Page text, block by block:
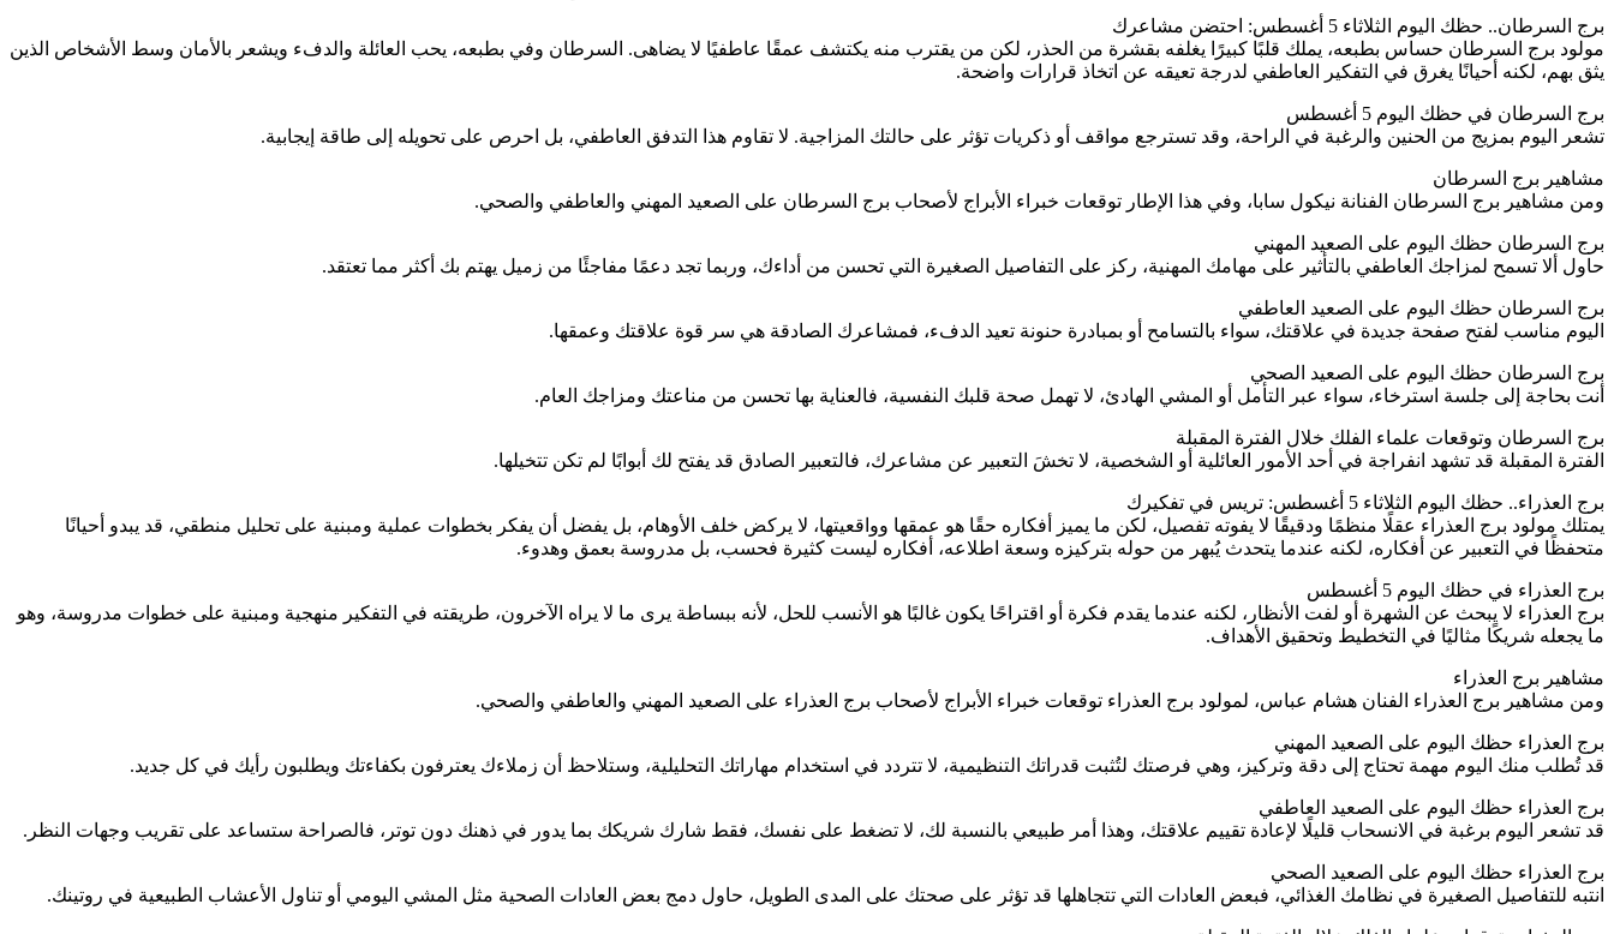
برج السرطان.. حظك اليوم الثلاثاء 5 أغسطس: احتضن مشاعرك
مولود برج السرطان حساس بطبعه، يملك قلبًا كبيرًا يغلفه بقشرة من الحذر، لكن من يقترب منه يكتشف عمقًا عاطفيًا لا يضاهى. السرطان وفي بطبعه، يحب العائلة والدفء ويشعر بالأمان وسط الأشخاص الذين
يثق بهم، لكنه أحيانًا يغرق في التفكير العاطفي لدرجة تعيقه عن اتخاذ قرارات واضحة.
برج السرطان في حظك اليوم 5 أغسطس
تشعر اليوم بمزيج من الحنين والرغبة في الراحة، وقد تسترجع مواقف أو ذكريات تؤثر على حالتك المزاجية. لا تقاوم هذا التدفق العاطفي، بل احرص على تحويله إلى طاقة إيجابية.
مشاهير برج السرطان
ومن مشاهير برج السرطان الفنانة نيكول سابا، وفي هذا الإطار توقعات خبراء الأبراج لأصحاب برج السرطان على الصعيد المهني والعاطفي والصحي.
برج السرطان حظك اليوم على الصعيد المهني
حاول ألا تسمح لمزاجك العاطفي بالتأثير على مهامك المهنية، ركز على التفاصيل الصغيرة التي تحسن من أداءك، وربما تجد دعمًا مفاجئًا من زميل يهتم بك أكثر مما تعتقد.
برج السرطان حظك اليوم على الصعيد العاطفي
اليوم مناسب لفتح صفحة جديدة في علاقتك، سواء بالتسامح أو بمبادرة حنونة تعيد الدفء، فمشاعرك الصادقة هي سر قوة علاقتك وعمقها.
برج السرطان حظك اليوم على الصعيد الصحي
أنت بحاجة إلى جلسة استرخاء، سواء عبر التأمل أو المشي الهادئ، لا تهمل صحة قلبك النفسية، فالعناية بها تحسن من مناعتك ومزاجك العام.
برج السرطان وتوقعات علماء الفلك خلال الفترة المقبلة
الفترة المقبلة قد تشهد انفراجة في أحد الأمور العائلية أو الشخصية، لا تخشَ التعبير عن مشاعرك، فالتعبير الصادق قد يفتح لك أبوابًا لم تكن تتخيلها.
برج العذراء.. حظك اليوم الثلاثاء 5 أغسطس: تريس في تفكيرك
يمتلك مولود برج العذراء عقلًا منظمًا ودقيقًا لا يفوته تفصيل، لكن ما يميز أفكاره حقًا هو عمقها وواقعيتها، لا يركض خلف الأوهام، بل يفضل أن يفكر بخطوات عملية ومبنية على تحليل منطقي، قد يبدو أحيانًا
متحفظًا في التعبير عن أفكاره، لكنه عندما يتحدث يُبهر من حوله بتركيزه وسعة اطلاعه، أفكاره ليست كثيرة فحسب، بل مدروسة بعمق وهدوء.
برج العذراء في حظك اليوم 5 أغسطس
برج العذراء لا يبحث عن الشهرة أو لفت الأنظار، لكنه عندما يقدم فكرة أو اقتراحًا يكون غالبًا هو الأنسب للحل، لأنه ببساطة يرى ما لا يراه الآخرون، طريقته في التفكير منهجية ومبنية على خطوات مدروسة، وهو
ما يجعله شريكًا مثاليًا في التخطيط وتحقيق الأهداف.
مشاهير برج العذراء
ومن مشاهير برج العذراء الفنان هشام عباس، لمولود برج العذراء توقعات خبراء الأبراج لأصحاب برج العذراء على الصعيد المهني والعاطفي والصحي.
برج العذراء حظك اليوم على الصعيد المهني
قد تُطلب منك اليوم مهمة تحتاج إلى دقة وتركيز، وهي فرصتك لتُثبت قدراتك التنظيمية، لا تتردد في استخدام مهاراتك التحليلية، وستلاحظ أن زملاءك يعترفون بكفاءتك ويطلبون رأيك في كل جديد.
برج العذراء حظك اليوم على الصعيد العاطفي
قد تشعر اليوم برغبة في الانسحاب قليلًا لإعادة تقييم علاقتك، وهذا أمر طبيعي بالنسبة لك، لا تضغط على نفسك، فقط شارك شريكك بما يدور في ذهنك دون توتر، فالصراحة ستساعد على تقريب وجهات النظر.
برج العذراء حظك اليوم على الصعيد الصحي
انتبه للتفاصيل الصغيرة في نظامك الغذائي، فبعض العادات التي تتجاهلها قد تؤثر على صحتك على المدى الطويل، حاول دمج بعض العادات الصحية مثل المشي اليومي أو تناول الأعشاب الطبيعية في روتينك.